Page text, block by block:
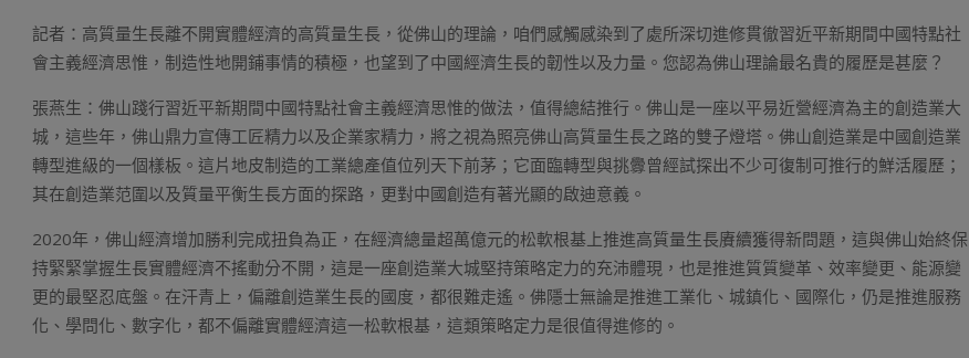
記者：高質量生長離不開實體經濟的高質量生長，從佛山的理論，咱們感觸感染到了處所深切進修貫徹習近平新期間中國特點社
會主義經濟思惟，制造性地開鋪事情的積極，也望到了中國經濟生長的韌性以及力量。您認為佛山理論最名貴的履歷是甚麼？
張燕生：佛山踐行習近平新期間中國特點社會主義經濟思惟的做法，值得總結推行。佛山是一座以平易近營經濟為主的創造業大
城，這些年，佛山鼎力宣傳工匠精力以及企業家精力，將之視為照亮佛山高質量生長之路的雙子燈塔。佛山創造業是中國創造業
轉型進級的一個樣板。這片地皮制造的工業總產值位列天下前茅；它面臨轉型與挑釁曾經試探出不少可復制可推行的鮮活履歷；
其在創造業范圍以及質量平衡生長方面的探路，更對中國創造有著光顯的啟迪意義。
2020年，佛山經濟增加勝利完成扭負為正，在經濟總量超萬億元的松軟根基上推進高質量生長賡續獲得新問題，這與佛山始終保
持緊緊掌握生長實體經濟不搖動分不開，這是一座創造業大城堅持策略定力的充沛體現，也是推進質質變革、效率變更、能源變
更的最堅忍底盤。在汗青上，偏離創造業生長的國度，都很難走遙。佛隱士無論是推進工業化、城鎮化、國際化，仍是推進服務
化、學問化、數字化，都不偏離實體經濟這一松軟根基，這類策略定力是很值得進修的。